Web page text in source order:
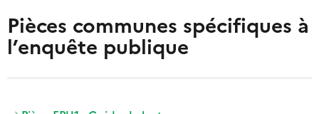
Pièces communes spécifiques à
l’enquête publique